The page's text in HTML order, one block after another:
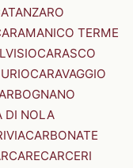
TERME
CARASCO
CARAVAGGIO
DI NOLA
CARBONATE
CARCERI